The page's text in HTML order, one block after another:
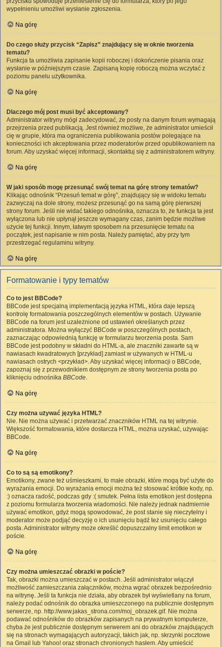
wypełnieniu umożliwi wysłanie zgłoszenia.
Na górę
Do czego służy przycisk “Zapisz” znajdujący się w oknie tworzenia
tematu?
Funkcja ta umożliwia zapisanie kopii roboczej i dokończenie pisania oraz
wysłanie w późniejszym czasie. Zapisaną kopię roboczą można wczytać z
poziomu panelu użytkownika.
Na górę
Dlaczego mój post musi być akceptowany?
Administrator witryny mógł zadecydować, że posty na danym forum wymagają
przejrzenia przed publikacją. Jest również możliwe, że administrator umieścił
cię w grupie, która ma ograniczenia publikowania postów polegające na
konieczności ich akceptowania przez moderatorów przed opublikowaniem na
forum. Aby uzyskać więcej informacji, skontaktuj się z administratorem witryny.
Na górę
W jaki sposób mogę przesunąć swój temat na górę strony tematów?
Klikając odnośnik “Przesuń temat w górę”, znajdujący się w widoku tematu
zazwyczaj na dole strony, możesz przesunąć go na samą górę pierwszej
strony forum. Jeśli nie widać takiego odnośnika, oznacza to, że funkcja ta jest
wyłączona lub nie upłynął jeszcze wymagany czas, zanim będzie możliwe
użycie tej funkcji. Innym, łatwym sposobem na przesunięcie tematu na
początek, jest napisanie w nim posta. Należy pamiętać, aby przy tym
przestrzegać regulaminu witryny.
Na górę
Formatowanie i typy tematów
Co to jest BBCode?
BBCode jest specjalną implementacją języka HTML, która daje lepszą
kontrolę formatowania poszczególnych elementów w postach. Używanie
BBCode na forum jest uzależnione od ustawień określanych przez
administratora. Można wyłączyć BBCode w poszczególnych postach,
zaznaczając odpowiednią funkcję w formularzu tworzenia posta. Sam
BBCode jest podobny w składni do HTML-a, ale znaczniki zawarte są w
nawiasach kwadratowych [przykład] zamiast w używanych w HTML-u
nawiasach ostrych <przykład>. Aby uzyskać więcej informacji o BBCode,
zapoznaj się z przewodnikiem dostępnym ze strony tworzenia posta po
kliknięciu odnośnika BBCode.
Na górę
Czy można używać języka HTML?
Nie. Nie można używać i przetwarzać znaczników HTML na tej witrynie.
Większość formatowania, które dostarcza HTML, można uzyskać, używając
BBCode.
Na górę
Co to są są emotikony?
Emotikony, zwane też uśmieszkami, to małe obrazki, które mogą być użyte do
wyrażania emocji. Do wyrażania emocji można też stosować krótkie kody, np.
:) oznacza radość, podczas gdy :( smutek. Pełna lista emotikon jest dostępna
z poziomu formularza tworzenia wiadomości. Nie należy jednak nadmiernie
używać emotikon, gdyż mogą spowodować, że post stanie się nieczytelny i
moderator może podjąć decyzję o ich usunięciu bądź też usunięciu całego
posta. Administrator witryny może określić dopuszczalny limit emotikon w
poście.
Na górę
Czy można umieszczać obrazki w poście?
Tak, obrazki można umieszczać w postach. Jeśli administrator włączył
możliwość zamieszczania załączników, można wgrać obrazek bezpośrednio
na witrynę. Jeśli ta funkcja nie działa, aby obrazek był wyświetlany na forum,
należy podać odnośnik do obrazka umieszczonego na publicznie dostępnym
serwerze, np. http://www.jakas_strona.com/moj_obrazek.gif. Nie można
podawać odnośników do obrazków zapisanych na prywatnym komputerze,
chyba że jest publicznie dostępnym serwerem ani do obrazków znajdujących
się na stronach wymagających autoryzacji, takich jak, np. skrzynki pocztowe
na Gmail lub Yahoo! oraz stronach chronionych hasłem. Aby umieścić